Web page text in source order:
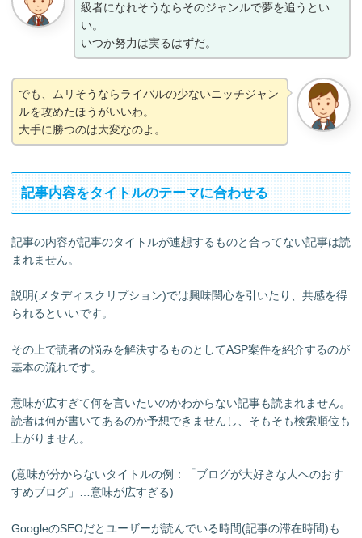
級者になれそうならそのジャンルで夢を追うとい
い。
いつか努力は実るはずだ。
でも、ムリそうならライバルの少ないニッチジャン
ルを攻めたほうがいいわ。
大手に勝つのは大変なのよ。
記事内容をタイトルのテーマに合わせる
記事の内容が記事のタイトルが連想するものと合ってない記事は読
まれません。
説明(メタディスクリプション)では興味関心を引いたり、共感を得
られるといいです。
その上で読者の悩みを解決するものとしてASP案件を紹介するのが
基本の流れです。
意味が広すぎて何を言いたいのかわからない記事も読まれません。
読者は何が書いてあるのか予想できませんし、そもそも検索順位も
上がりません。
(意味が分からないタイトルの例：「ブログが大好きな人へのおす
すめブログ」…意味が広すぎる)
GoogleのSEOだとユーザーが読んでいる時間(記事の滞在時間)も